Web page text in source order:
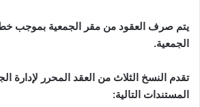
يتم صرف العقود من مقر الجمعية بموجب
الجمعية.
تقدم النسخ الثلاث من العقد المحرر لإدارة
المستندات التالية: